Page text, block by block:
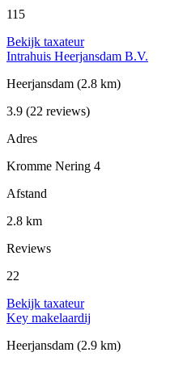
115
Bekijk taxateur
Intrahuis Heerjansdam B.V.
Heerjansdam (2.8 km)
3.9 (22 reviews)
Adres
Kromme Nering 4
Afstand
2.8 km
Reviews
22
Bekijk taxateur
Key makelaardij
Heerjansdam (2.9 km)